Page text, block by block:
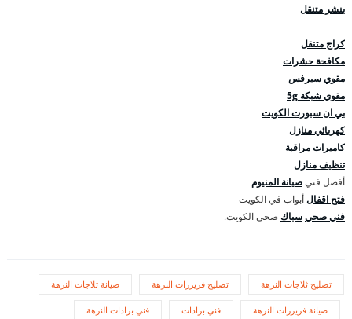
بنشر متنقل
كراج متنقل
مكافحة حشرات
مقوي سيرفس
مقوي شبكة 5g
بي ان سبورت الكويت
كهربائي منازل
كاميرات مراقبة
تنظيف منازل
أفضل فنيصيانة المنيوم
فتح اقفالأبواب في الكويت
فني صحيسباك صحي الكويت.
تصليح ثلاجات النزهة تصليح فريزرات النزهة صيانة ثلاجات النزهة
صيانة فريزرات النزهة فني برادات فني برادات النزهة